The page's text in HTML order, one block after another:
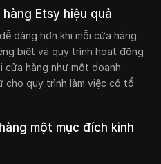
Etsy hiệu quả
dàng hơn khi mỗi cửa hàng
biệt và quy trình hoạt động
cửa hàng như một doanh
cho quy trình làm việc có tổ
một mục đích kinh